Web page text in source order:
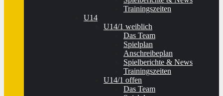
Trainingszeiten
U14
U14/1 weiblich
Das Team
Spielplan
Anschreibeplan
Spielberichte & News
Trainingszeiten
U14/1 offen
Das Team